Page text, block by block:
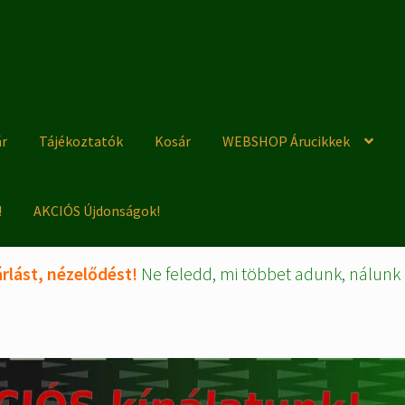
Tájékoztatók Kosár WEBSHOP Árucikkek
AKCIÓS Újdonságok!
nézelődést! Ne feledd, mi többet adunk,